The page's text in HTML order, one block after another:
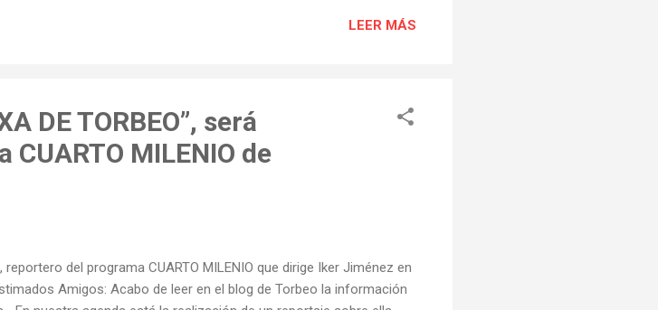
LEER MÁS
DE TORBEO”, será
MILENIO de
del programa CUARTO MILENIO que dirige Iker Jiménez en
Amigos: Acabo de leer en el blog de Torbeo la información